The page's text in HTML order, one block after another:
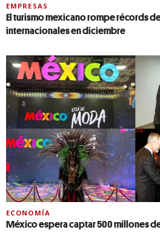
EMPRESAS
El turismo mexicano rompe récords
internacionales en diciembre
ECONOMÍA
México espera captar 500 millones